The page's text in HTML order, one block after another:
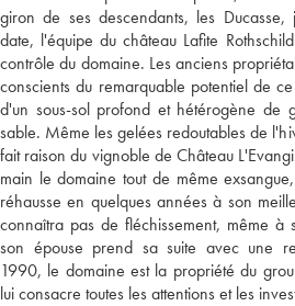
giron de ses descendants, les Ducasse,
date, l'équipe du château Lafite
contrôle du domaine. Les anciens
conscients du remarquable potentiel de
d'un sous-sol profond et hétérogène de
sable. Même les gelées redoutables de
fait raison du vignoble de Château
main le domaine tout de même
réhausse en quelques années à son
connaîtra pas de fléchissement, même à
son épouse prend sa suite avec une
1990, le domaine est la propriété du
lui consacre toutes les attentions et les